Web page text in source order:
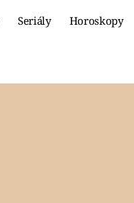
Seriály Horoskopy